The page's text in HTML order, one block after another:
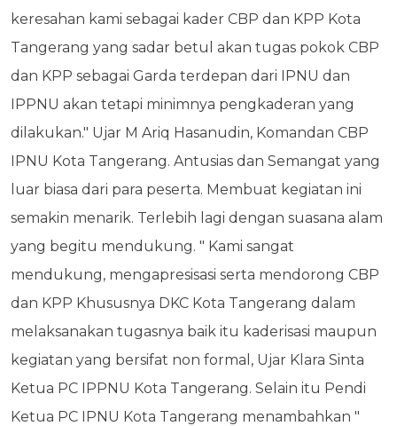
keresahan kami sebagai kader CBP dan KPP Kota
Tangerang yang sadar betul akan tugas pokok CBP
dan KPP sebagai Garda terdepan dari IPNU dan
IPPNU akan tetapi minimnya pengkaderan yang
dilakukan." Ujar M Ariq Hasanudin, Komandan CBP
IPNU Kota Tangerang. Antusias dan Semangat yang
luar biasa dari para peserta. Membuat kegiatan ini
semakin menarik. Terlebih lagi dengan suasana alam
yang begitu mendukung. " Kami sangat
mendukung, mengapresisasi serta mendorong CBP
dan KPP Khususnya DKC Kota Tangerang dalam
melaksanakan tugasnya baik itu kaderisasi maupun
kegiatan yang bersifat non formal, Ujar Klara Sinta
Ketua PC IPPNU Kota Tangerang. Selain itu Pendi
Ketua PC IPNU Kota Tangerang menambahkan "